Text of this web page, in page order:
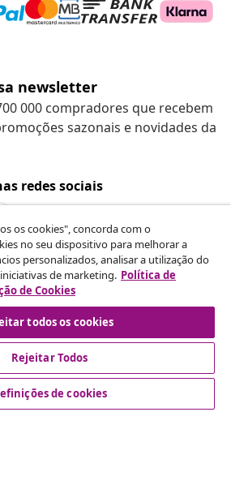
newsletter
000 compradores que recebem
sazonais e novidades da
redes sociais
da sua encomenda.
o contrato
os cookies", concorda com o
no seu dispositivo para melhorar a
personalizados, analisar a utilização do
de marketing. Política de
de Cookies
todos os cookies
Rejeitar Todos
de cookies